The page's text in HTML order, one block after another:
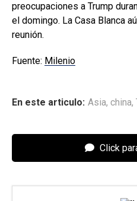
preocupaciones a Trump
el domingo. La Casa Blanca
reunión.
Fuente: Milenio
En este articulo: Asia, china,
Click